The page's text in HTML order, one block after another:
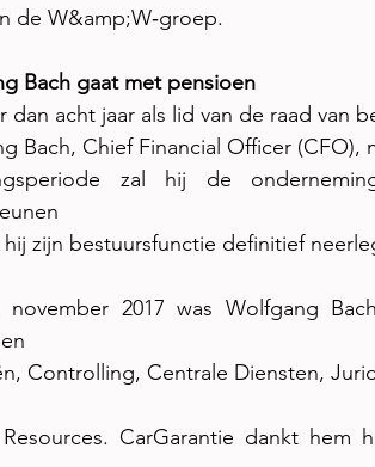
de W&amp;W‑groep.
Bach gaat met pensioen
dan acht jaar als lid van de raad van
Bach, Chief Financial Officer (CFO),
zal hij de
zijn bestuursfunctie definitief
november 2017 was Wolfgang
Controlling, Centrale Diensten,
CarGarantie dankt hem